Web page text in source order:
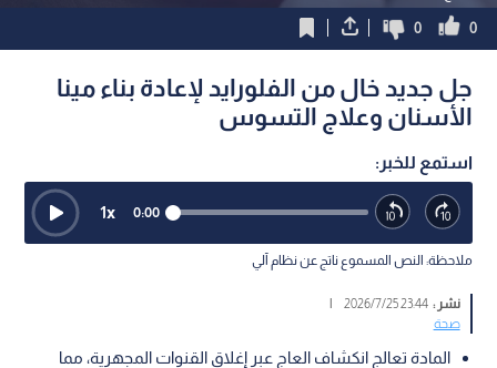
0
0
جل جديد خال من الفلورايد لإعادة بناء مينا
الأسنان وعلاج التسوس
استمع للخبر:
0:00
1x
ملاحظة: النص المسموع ناتج عن نظام آلي
نشر :23:44 2026/7/25
|
صحة
المادة تعالج انكشاف العاج عبر إغلاق القنوات المجهرية، مما